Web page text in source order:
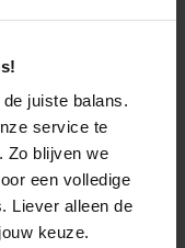
juiste balans.
service te
Zo blijven we
een volledige
Liever alleen de
keuze.